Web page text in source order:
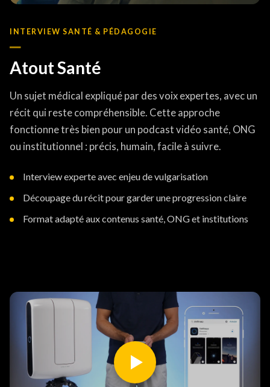
INTERVIEW SANTÉ & PÉDAGOGIE
Atout Santé
Un sujet médical expliqué par des voix expertes, avec un
récit qui reste compréhensible. Cette approche
fonctionne très bien pour un podcast vidéo santé, ONG
ou institutionnel : précis, humain, facile à suivre.
Interview experte avec enjeu de vulgarisation
Découpage du récit pour garder une progression claire
Format adapté aux contenus santé, ONG et institutions